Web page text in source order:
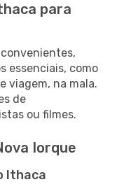
para
essenciais, como
viagem, na mala.
de
ou filmes.
Iorque
Ithaca